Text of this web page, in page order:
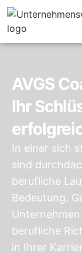
AVGS
Ihr
In einer sich
sind
berufliche
Bedeutung.
berufliche
in Ihrer